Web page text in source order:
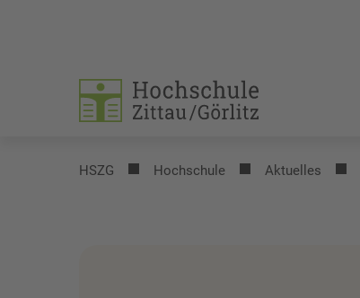
HSZG Hochschule Aktuelles